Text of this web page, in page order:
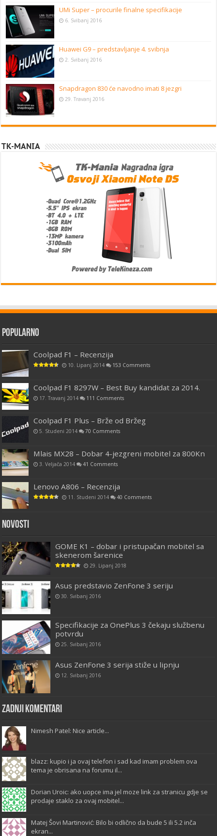
UMi Super – procurile finalne specifikacije
6. Svibanj 2016
Huawei G9 – predstavljanje 4. svibnja
2. Svibanj 2016
Snapdragon 830 će navodno imati 8 jezgri
29. Travanj 2016
TK-MANIA
Popularno
Coolpad F1 – Recenzija
10. Lipanj 2014 153 Comments
Coolpad F1 8297W – Best Buy kandidat za 2014.
17. Travanj 2014 111 Comments
Coolpad F1 Plus – Brže od Bržeg
5. Studeni 2014 70 Comments
Mlais MX28 – Dobar 4-jezgreni mobitel za 800Kn
3. Veljača 2014 41 Comments
Lenovo A806 – Recenzija
11. Studeni 2014 40 Comments
Novosti
GOME K1 – dobar i pristupačan mobitel sa
skenerom šarenice
29. Lipanj 2018
Asus predstavio ZenFone 3 seriju
30. Svibanj 2016
Specifikacije za OnePlus 3 čekaju službenu
potvrdu
25. Svibanj 2016
Asus ZenFone 3 serija stiže u lipnju
12. Svibanj 2016
Zadnji komentari
Nimesh Patel: Nice article...
blazz: kupio i ja ovaj telefon i sad kad imam problem ova
tema je obrisana na forumu il...
Dorian Uroic: ako uopce ima jel moze link za stranicu gdje se
prodaje staklo za ovaj mobitel...
Matej Šovi Martinović: Bilo bi odlično da bude 5 ili 5.2 inča
ekran...